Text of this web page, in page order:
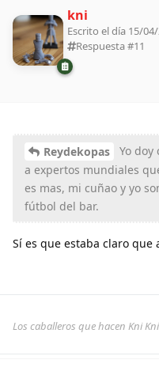
kni
Escrito el día 15/
Respuesta #11
Reydekopas
Yo doy
a expertos mundiales
es mas, mi cuñao y yo
fútbol del bar.
Sí es que estaba claro
Los caballeros que hacen Kni